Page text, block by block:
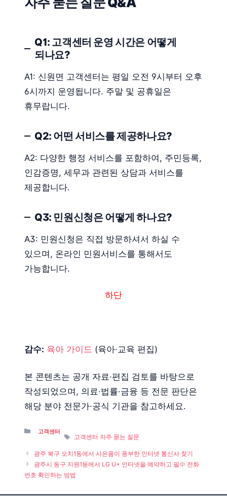
Q1: 고객센터 운영 시간은 어떻게
되나요?
A1: 신원면 고객센터는 평일 오전 9시부터 오후
6시까지 운영됩니다. 주말 및 공휴일은
휴무랍니다.
Q2: 어떤 서비스를 제공하나요?
A2: 다양한 행정 서비스를 포함하여, 주민등록,
인감증명, 세무과 관련된 상담과 서비스를
제공합니다.
Q3: 민원신청은 어떻게 하나요?
A3: 민원신청은 직접 방문하셔서 하실 수
있으며, 온라인 민원서비스를 통해서도
가능합니다.
하단
감수: 육아 가이드 (육아·교육 편집)
본 콘텐츠는 공개 자료·편집 검토를 바탕으로
작성되었으며, 의료·법률·금융 등 전문 판단은
해당 분야 전문가·공식 기관을 참고하세요.
Categories
고객센터
Tags
고객센터 자주 묻는 질문
광주 북구 오치1동에서 사은품이 풍부한 인터넷 통신사 찾기
광주시 동구 지원1동에서 LG U+ 인터넷을 예약하고 필수 전화
번호 확인하는 방법